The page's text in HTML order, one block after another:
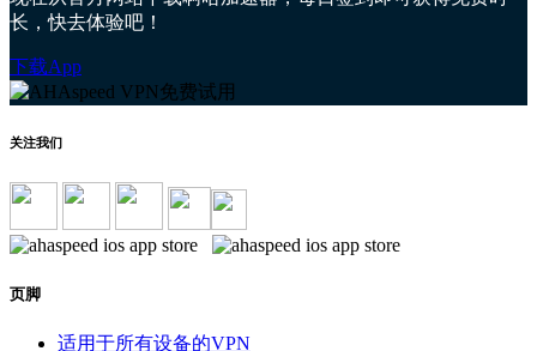
长，快去体验吧！
下载App
关注我们
页脚
适用于所有设备的VPN